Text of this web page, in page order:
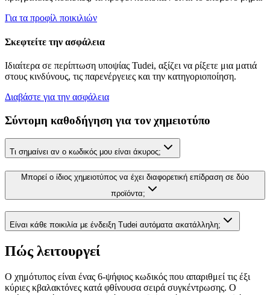
Για τα προφίλ ποικιλιών
Σκεφτείτε την ασφάλεια
Ιδιαίτερα σε περίπτωση υποψίας Tudei, αξίζει να ρίξετε μια ματιά
στους κινδύνους, τις παρενέργειες και την κατηγοριοποίηση.
Διαβάστε για την ασφάλεια
Σύντομη καθοδήγηση για τον χημειοτύπο
Τι σημαίνει αν ο κωδικός μου είναι άκυρος;
Μπορεί ο ίδιος χημειοτύπος να έχει διαφορετική επίδραση σε δύο
προϊόντα;
Είναι κάθε ποικιλία με ένδειξη Tudei αυτόματα ακατάλληλη;
Πώς λειτουργεί
Ο χημότυπος είναι ένας 6-ψήφιος κωδικός που απαριθμεί τις έξι
κύριες κβαλακτόνες κατά φθίνουσα σειρά συγκέντρωσης. Ο